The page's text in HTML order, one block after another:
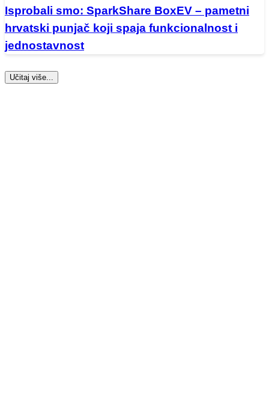
Isprobali smo: SparkShare BoxEV – pametni
hrvatski punjač koji spaja funkcionalnost i
jednostavnost
Učitaj više...